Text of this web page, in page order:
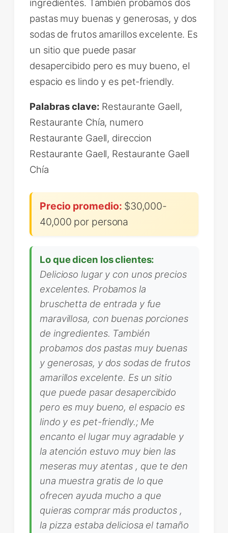
ingredientes. También probamos dos
pastas muy buenas y generosas, y dos
sodas de frutos amarillos excelente. Es
un sitio que puede pasar
desapercibido pero es muy bueno, el
espacio es lindo y es pet-friendly.
Palabras clave: Restaurante Gaell,
Restaurante Chía, numero
Restaurante Gaell, direccion
Restaurante Gaell, Restaurante Gaell
Chía
Precio promedio: $30,000-
40,000 por persona
Lo que dicen los clientes:
Delicioso lugar y con unos precios
excelentes. Probamos la
bruschetta de entrada y fue
maravillosa, con buenas porciones
de ingredientes. También
probamos dos pastas muy buenas
y generosas, y dos sodas de frutos
amarillos excelente. Es un sitio
que puede pasar desapercibido
pero es muy bueno, el espacio es
lindo y es pet-friendly.; Me
encanto el lugar muy agradable y
la atención estuvo muy bien las
meseras muy atentas , que te den
una muestra gratis de lo que
ofrecen ayuda mucho a que
quieras comprar más productos ,
la pizza estaba deliciosa el tamaño